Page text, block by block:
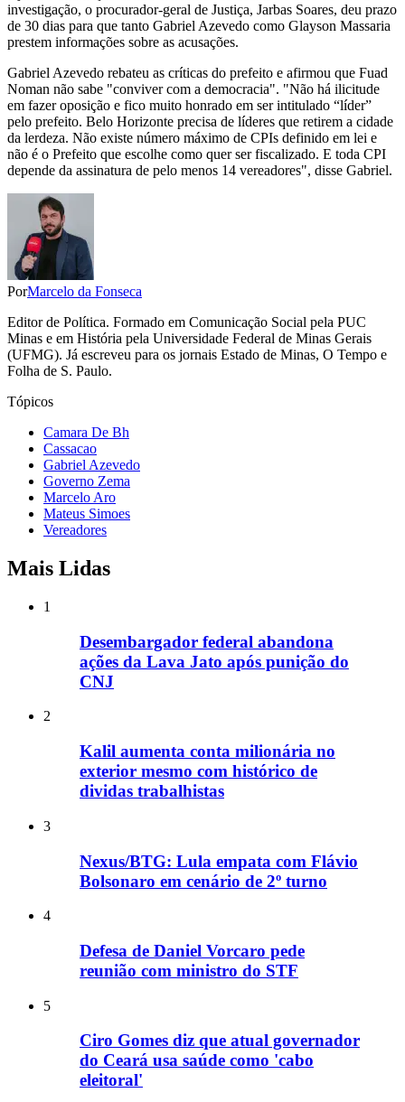
investigação, o procurador-geral de Justiça, Jarbas Soares, deu prazo
de 30 dias para que tanto Gabriel Azevedo como Glayson Massaria
prestem informações sobre as acusações.
Gabriel Azevedo rebateu as críticas do prefeito e afirmou que Fuad
Noman não sabe "conviver com a democracia". "Não há ilicitude
em fazer oposição e fico muito honrado em ser intitulado “líder”
pelo prefeito. Belo Horizonte precisa de líderes que retirem a cidade
da lerdeza. Não existe número máximo de CPIs definido em lei e
não é o Prefeito que escolhe como quer ser fiscalizado. E toda CPI
depende da assinatura de pelo menos 14 vereadores", disse Gabriel.
PorMarcelo da Fonseca
Editor de Política. Formado em Comunicação Social pela PUC
Minas e em História pela Universidade Federal de Minas Gerais
(UFMG). Já escreveu para os jornais Estado de Minas, O Tempo e
Folha de S. Paulo.
Tópicos
Camara De Bh
Cassacao
Gabriel Azevedo
Governo Zema
Marcelo Aro
Mateus Simoes
Vereadores
Mais Lidas
1
Desembargador federal abandona
ações da Lava Jato após punição do
CNJ
2
Kalil aumenta conta milionária no
exterior mesmo com histórico de
dividas trabalhistas
3
Nexus/BTG: Lula empata com Flávio
Bolsonaro em cenário de 2º turno
4
Defesa de Daniel Vorcaro pede
reunião com ministro do STF
5
Ciro Gomes diz que atual governador
do Ceará usa saúde como 'cabo
eleitoral'